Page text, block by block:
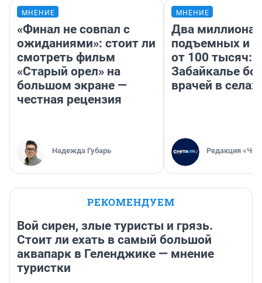
МНЕНИЕ
«Финал не совпал с
ожиданиями»: стоит ли
смотреть фильм
«Старый орел» на
большом экране —
честная рецензия
Надежда Губарь
МНЕНИЕ
Два миллиона
подъемных и
от 100 тысяч:
Забайкалье
врачей в селах
Редакция
РЕКОМЕНДУЕМ
Вой сирен, злые туристы и грязь.
Стоит ли ехать в самый большой
аквапарк в Геленджике — мнение
туристки